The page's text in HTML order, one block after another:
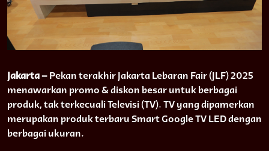
Jakarta – Pekan terakhir Jakarta Lebaran Fair (JLF) 2025
menawarkan promo & diskon besar untuk berbagai
produk, tak terkecuali Televisi (TV). TV yang dipamerkan
merupakan produk terbaru Smart Google TV LED dengan
berbagai ukuran.